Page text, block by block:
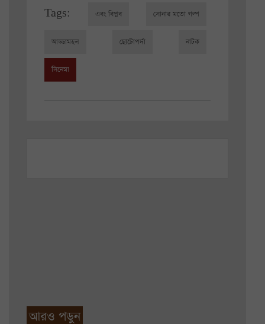
Tags: এবং বিপ্লব সোনার মতো গল্প
আড্ডামহল ছোটোপর্দা নাটক
সিনেমা
আরও পড়ুন